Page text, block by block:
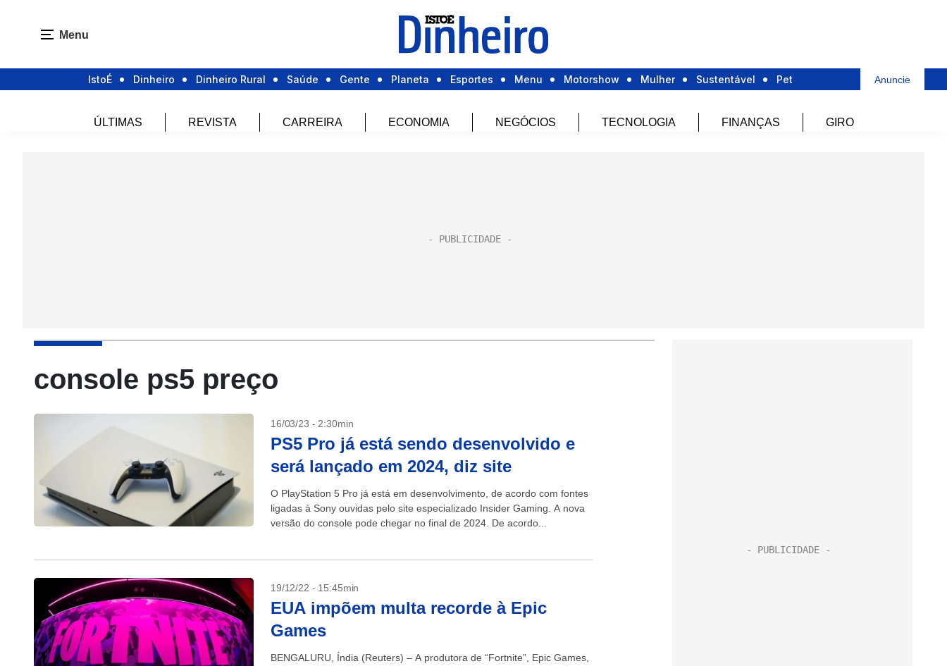
Menu
IstoÉ Dinheiro Dinheiro Rural Saúde Gente Planeta Esportes Menu Motorshow Mulher Sustentável Pet Anuncie
ÚLTIMAS REVISTA CARREIRA ECONOMIA NEGÓCIOS TECNOLOGIA FINANÇAS GIRO
console ps5 preço
16/03/23 - 2:30min
PS5 Pro já está sendo desenvolvido e
será lançado em 2024, diz site
O PlayStation 5 Pro já está em desenvolvimento, de acordo com fontes
ligadas à Sony ouvidas pelo site especializado Insider Gaming. A nova
versão do console pode chegar no final de 2024. De acordo...
19/12/22 - 15:45min
EUA impõem multa recorde à Epic
Games
BENGALURU, Índia (Reuters) – A produtora de “Fortnite”, Epic Games,